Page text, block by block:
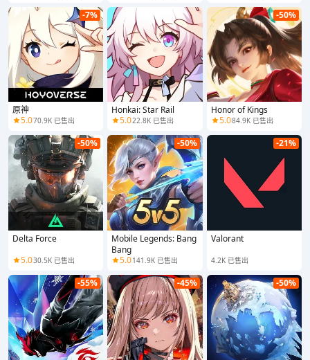
-7%
原神
5.070.9K 已售出
Honkai: Star Rail
5.022.8K 已售出
-50%
Honor of Kings
5.084.9K 已售出
-50%
Delta Force
5.030.5K 已售出
-50%
Mobile Legends: Bang
Bang
5.0141.9K 已售出
-21%
Valorant
4.2K 已售出
-55% -45% -50%